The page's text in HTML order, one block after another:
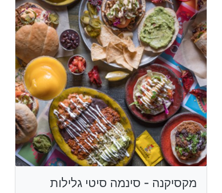
מקסיקנה - סינמה סיטי גלילות